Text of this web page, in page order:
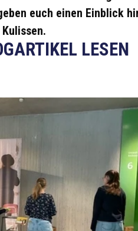
euch einen Einblick
LESEN